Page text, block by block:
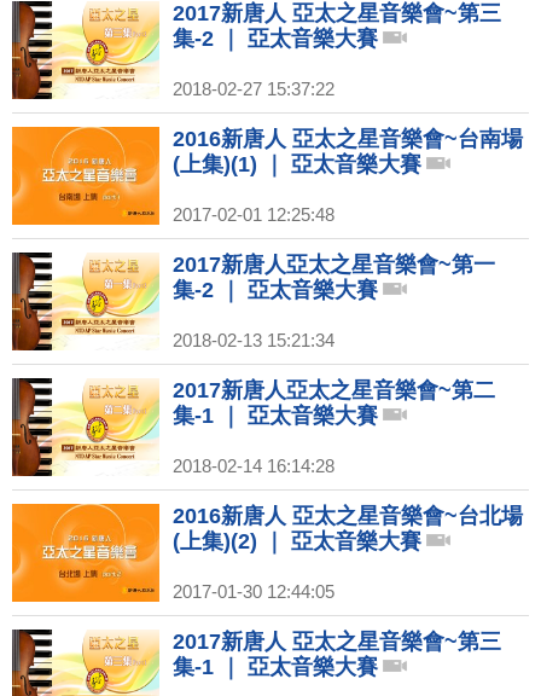
2017新唐人 亞太之星音樂會~第三
集-2 ｜ 亞太音樂大賽
2018-02-27 15:37:22
2016新唐人 亞太之星音樂會~台南場
(上集)(1) ｜ 亞太音樂大賽
2017-02-01 12:25:48
2017新唐人亞太之星音樂會~第一
集-2 ｜ 亞太音樂大賽
2018-02-13 15:21:34
2017新唐人亞太之星音樂會~第二
集-1 ｜ 亞太音樂大賽
2018-02-14 16:14:28
2016新唐人 亞太之星音樂會~台北場
(上集)(2) ｜ 亞太音樂大賽
2017-01-30 12:44:05
2017新唐人 亞太之星音樂會~第三
集-1 ｜ 亞太音樂大賽